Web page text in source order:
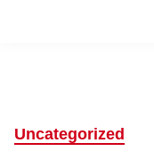
Uncategorized